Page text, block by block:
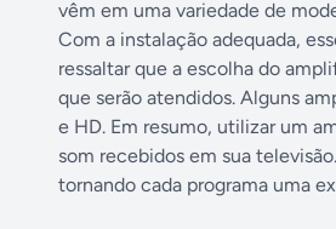
vêm em uma variedade de
Com a instalação adequada,
ressaltar que a escolha do
que serão atendidos. Alguns
e HD. Em resumo, utilizar um
som recebidos em sua
tornando cada programa uma